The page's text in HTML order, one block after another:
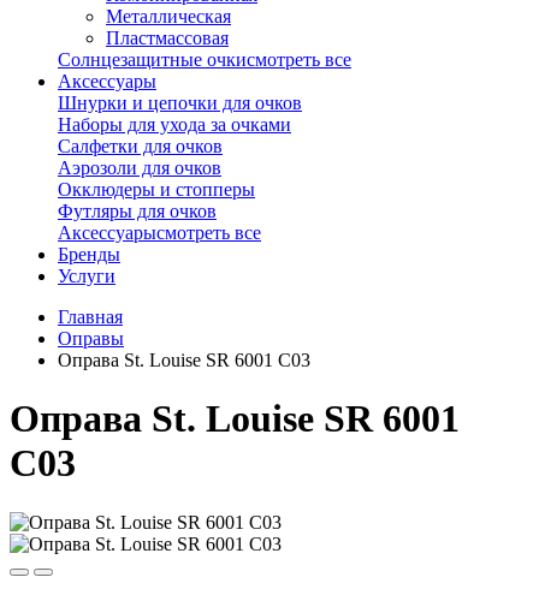
Металлическая
Пластмассовая
Солнцезащитные очкисмотреть все
Аксессуары
Шнурки и цепочки для очков
Наборы для ухода за очками
Салфетки для очков
Аэрозоли для очков
Окклюдеры и стопперы
Футляры для очков
Аксессуарысмотреть все
Бренды
Услуги
Главная
Оправы
Оправа St. Louise SR 6001 С03
Оправа St. Louise SR 6001
С03